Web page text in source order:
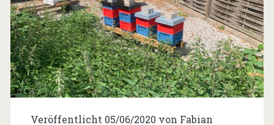
Veröffentlicht 05/06/2020 von Fabian